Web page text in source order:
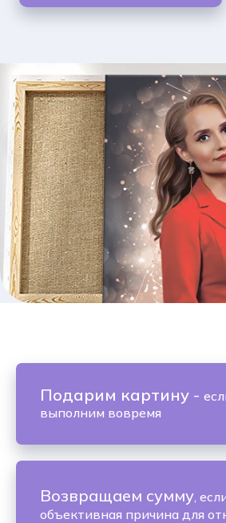
Подарим картину -
выполним вовремя
Возвращаем сумму,
объективная причина для